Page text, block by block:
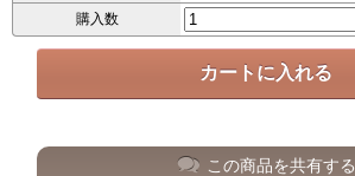
購入数
この商品を共有する